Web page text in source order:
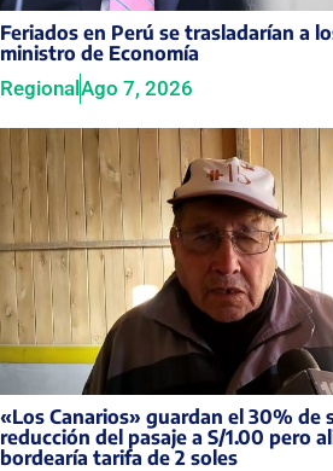
Feriados en Perú se trasladarían a
ministro de Economía
Regional Ago 7, 2026
«Los Canarios» guardan el 30% de
reducción del pasaje a S/1.00 pero
bordearía tarifa de 2 soles